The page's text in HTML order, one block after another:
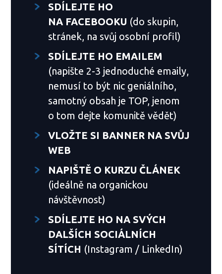
SDÍLEJTE HO
NA FACEBOOKU (do skupin,
stránek, na svůj osobní profil)
SDÍLEJTE HO EMAILEM
(napište 2-3 jednoduché emaily,
nemusí to být nic geniálního,
samotný obsah je TOP, jenom
o tom dejte komunitě vědět)
VLOŽTE SI BANNER NA SVŮJ
WEB
NAPIŠTĚ O KURZU ČLÁNEK
(ideálně na organickou
návštěvnost)
SDÍLEJTE HO NA SVÝCH
DALŠÍCH SOCIÁLNÍCH
SÍTÍCH (Instagram / LinkedIn)